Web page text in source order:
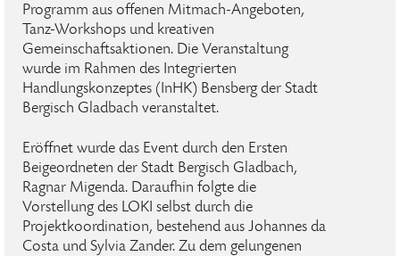
Programm aus offenen Mitmach-Angeboten,
Tanz-Workshops und kreativen
Gemeinschaftsaktionen. Die Veranstaltung
wurde im Rahmen des Integrierten
Handlungskonzeptes (InHK) Bensberg der Stadt
Bergisch Gladbach veranstaltet.
Eröffnet wurde das Event durch den Ersten
Beigeordneten der Stadt Bergisch Gladbach,
Ragnar Migenda. Daraufhin folgte die
Vorstellung des LOKI selbst durch die
Projektkoordination, bestehend aus Johannes da
Costa und Sylvia Zander. Zu dem gelungenen